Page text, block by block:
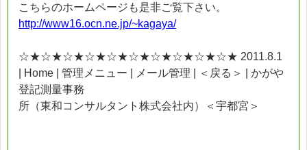
こちらのホームページも是非ご覧下さい。
http://www16.ocn.ne.jp/~kagaya/
☆★☆★☆★☆★☆★☆★☆★☆★☆★☆★ 2011.8.1
| Home | 管理メニュー | メール管理 | ＜戻る＞ | かがや
登記測量事務
所（東和コンサルタント株式会社内）＜宇都宮＞